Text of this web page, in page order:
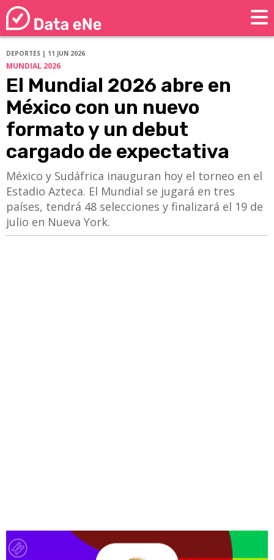
DEPORTES | 11 JUN 2026
MUNDIAL 2026
El Mundial 2026 abre en
México con un nuevo
formato y un debut
cargado de expectativa
México y Sudáfrica inauguran hoy el torneo en el
Estadio Azteca. El Mundial se jugará en tres
países, tendrá 48 selecciones y finalizará el 19 de
julio en Nueva York.